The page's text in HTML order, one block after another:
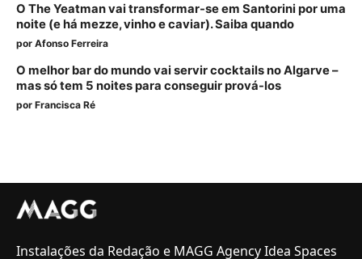
O The Yeatman vai transformar-se em Santorini por uma
noite (e há mezze, vinho e caviar). Saiba quando
por Afonso Ferreira
O melhor bar do mundo vai servir cocktails no Algarve –
mas só tem 5 noites para conseguir prová-los
por Francisca Ré
Instalações da Redação e MAGG Agency Idea Spaces